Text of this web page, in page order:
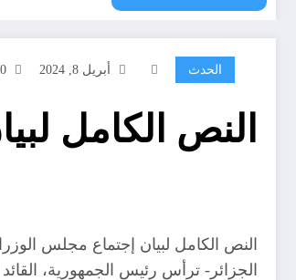
الحدث أبريل 8, 2024 0 تعليقات
النص الكامل
النص الكامل لبيان إجتماع مجلس
الجزائر- ترأس رئيس الجمهورية،